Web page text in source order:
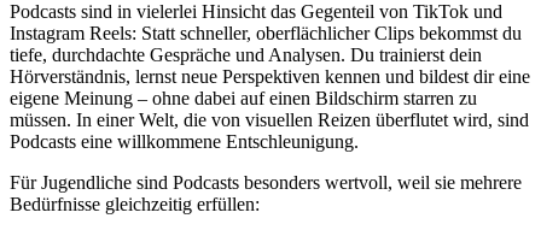
Podcasts sind in vielerlei Hinsicht das Gegenteil von TikTok und
Instagram Reels: Statt schneller, oberflächlicher Clips bekommst du
tiefe, durchdachte Gespräche und Analysen. Du trainierst dein
Hörverständnis, lernst neue Perspektiven kennen und bildest dir eine
eigene Meinung – ohne dabei auf einen Bildschirm starren zu
müssen. In einer Welt, die von visuellen Reizen überflutet wird, sind
Podcasts eine willkommene Entschleunigung.
Für Jugendliche sind Podcasts besonders wertvoll, weil sie mehrere
Bedürfnisse gleichzeitig erfüllen: